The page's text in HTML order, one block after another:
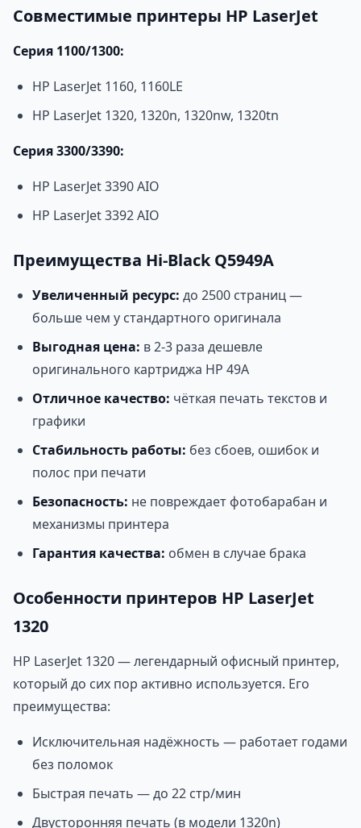
Совместимые принтеры HP LaserJet
Серия 1100/1300:
HP LaserJet 1160, 1160LE
HP LaserJet 1320, 1320n, 1320nw, 1320tn
Серия 3300/3390:
HP LaserJet 3390 AIO
HP LaserJet 3392 AIO
Преимущества Hi-Black Q5949A
Увеличенный ресурс: до 2500 страниц —
больше чем у стандартного оригинала
Выгодная цена: в 2-3 раза дешевле
оригинального картриджа HP 49A
Отличное качество: чёткая печать текстов и
графики
Стабильность работы: без сбоев, ошибок и
полос при печати
Безопасность: не повреждает фотобарабан и
механизмы принтера
Гарантия качества: обмен в случае брака
Особенности принтеров HP LaserJet
1320
HP LaserJet 1320 — легендарный офисный принтер,
который до сих пор активно используется. Его
преимущества:
Исключительная надёжность — работает годами
без поломок
Быстрая печать — до 22 стр/мин
Двусторонняя печать (в модели 1320n)